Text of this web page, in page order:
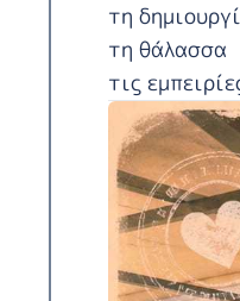
τη
τη θάλασσα
τις